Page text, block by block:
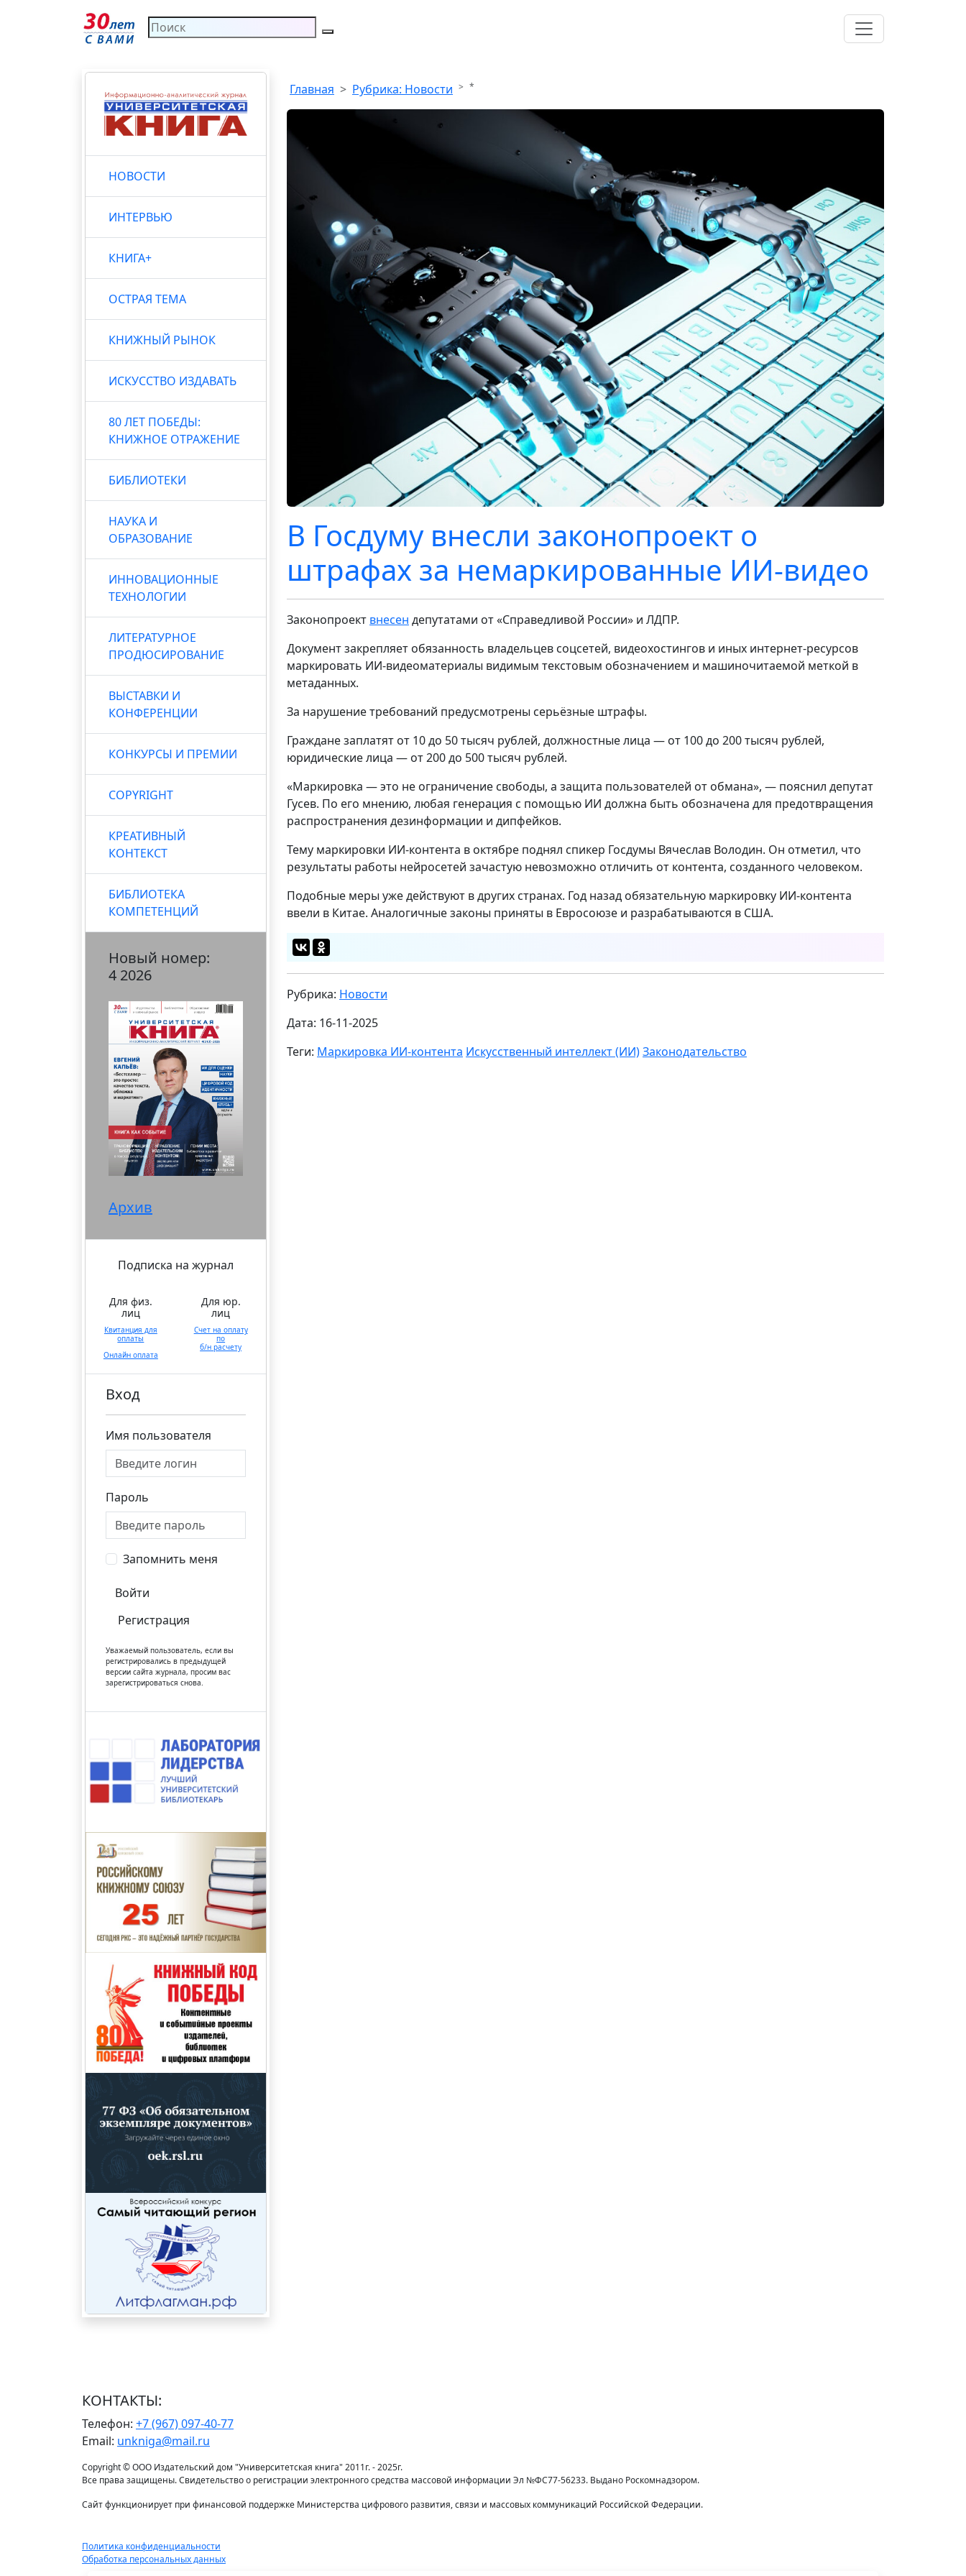
НОВОСТИ
ИНТЕРВЬЮ
КНИГА+
ОСТРАЯ ТЕМА
КНИЖНЫЙ РЫНОК
ИСКУССТВО ИЗДАВАТЬ
80 ЛЕТ ПОБЕДЫ:
КНИЖНОЕ ОТРАЖЕНИЕ
БИБЛИОТЕКИ
НАУКА И
ОБРАЗОВАНИЕ
ИННОВАЦИОННЫЕ
ТЕХНОЛОГИИ
ЛИТЕРАТУРНОЕ
ПРОДЮСИРОВАНИЕ
ВЫСТАВКИ И
КОНФЕРЕНЦИИ
КОНКУРСЫ И ПРЕМИИ
COPYRIGHT
КРЕАТИВНЫЙ
КОНТЕКСТ
БИБЛИОТЕКА
КОМПЕТЕНЦИЙ
Новый номер:
4 2026
Архив
Подписка на журнал
Для физ.
лиц
Квитанция для
оплаты
Онлайн оплата
Для юр.
лиц
Счет на оплату
по
б/н расчету
Вход
Имя пользователя
Пароль
Запомнить меня
Войти
Регистрация
Уважаемый пользователь, если вы
регистрировались в предыдущей
версии сайта журнала, просим вас
зарегистрироваться снова.
Главная Рубрика: Новости *
В Госдуму внесли законопроект о
штрафах за немаркированные ИИ-видео
Законопроект внесен депутатами от «Справедливой России» и ЛДПР.
Документ закрепляет обязанность владельцев соцсетей, видеохостингов и иных интернет-ресурсов
маркировать ИИ-видеоматериалы видимым текстовым обозначением и машиночитаемой меткой в
метаданных.
За нарушение требований предусмотрены серьёзные штрафы.
Граждане заплатят от 10 до 50 тысяч рублей, должностные лица — от 100 до 200 тысяч рублей,
юридические лица — от 200 до 500 тысяч рублей.
«Маркировка — это не ограничение свободы, а защита пользователей от обмана», — пояснил депутат
Гусев. По его мнению, любая генерация с помощью ИИ должна быть обозначена для предотвращения
распространения дезинформации и дипфейков.
Тему маркировки ИИ-контента в октябре поднял спикер Госдумы Вячеслав Володин. Он отметил, что
результаты работы нейросетей зачастую невозможно отличить от контента, созданного человеком.
Подобные меры уже действуют в других странах. Год назад обязательную маркировку ИИ-контента
ввели в Китае. Аналогичные законы приняты в Евросоюзе и разрабатываются в США.
Рубрика: Новости
Дата: 16-11-2025
Теги: Маркировка ИИ-контента Искусственный интеллект (ИИ)Законодательство
КОНТАКТЫ:
Телефон: +7 (967) 097-40-77
Email: unkniga@mail.ru
Copyright © ООО Издательский дом "Университетская книга" 2011г. - 2025г.
Все права защищены. Свидетельство о регистрации электронного средства массовой информации Эл №ФС77-56233. Выдано Роскомнадзором.
Сайт функционирует при финансовой поддержке Министерства цифрового развития, связи и массовых коммуникаций Российской Федерации.
Политика конфиденциальности
Обработка персональных данных